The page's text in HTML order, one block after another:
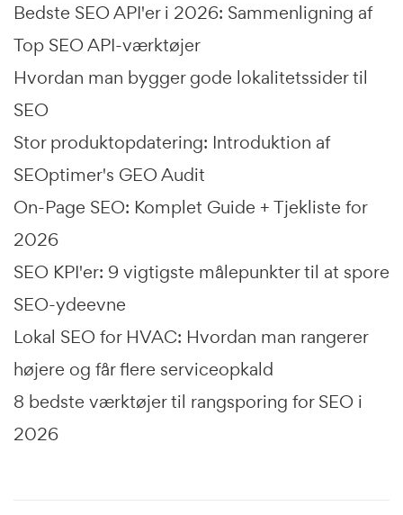
Bedste SEO API'er i 2026: Sammenligning af
Top SEO API-værktøjer
Hvordan man bygger gode lokalitetssider til
SEO
Stor produktopdatering: Introduktion af
SEOptimer's GEO Audit
On-Page SEO: Komplet Guide + Tjekliste for
2026
SEO KPI'er: 9 vigtigste målepunkter til at spore
SEO-ydeevne
Lokal SEO for HVAC: Hvordan man rangerer
højere og får flere serviceopkald
8 bedste værktøjer til rangsporing for SEO i
2026